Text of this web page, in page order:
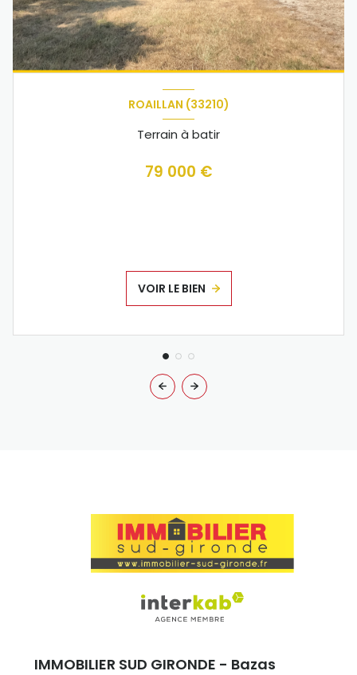
ROAILLAN (33210)
Terrain à batir
79 000 €
VOIR LE BIEN
IMMOBILIER SUD GIRONDE - Bazas